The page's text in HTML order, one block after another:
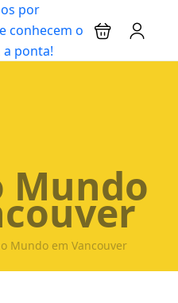
Mundo
Mundo em Vancouver